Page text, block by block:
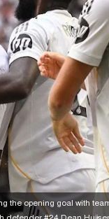
the opening goal with